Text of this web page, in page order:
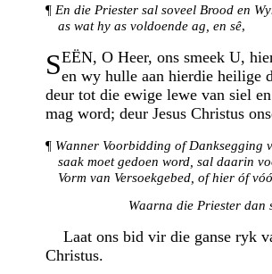
¶ En die Priester sal soveel Brood en
as wat hy as voldoende ag, en sê,
SEËN, O Heer, ons smeek U,
en wy hulle aan hierdie heilige
deur tot die ewige lewe van siel
mag word; deur Jesus Christus
¶ Wanner Voorbidding of Danksegging
saak moet gedoen word, sal daarin
Vorm van Versoekgebed, of hier óf
Waarna die Priester dan
Laat ons bid vir die ganse ryk
Christus.